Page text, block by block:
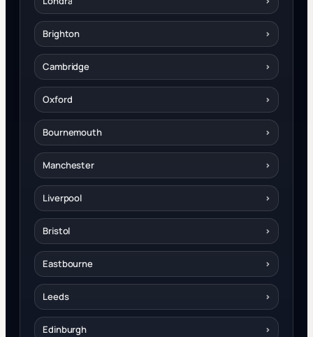
Brighton ›
Cambridge ›
Oxford ›
Bournemouth ›
Manchester ›
Liverpool ›
Bristol ›
Eastbourne ›
Leeds ›
Edinburgh ›